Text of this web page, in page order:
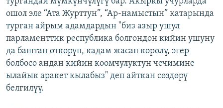
ошол эле “Ата Журттун”, “Ар-намыстын” катарында
турган айрым адамдардын "биз азыр ушул
парламенттик республика болгондон кийин ушуну
да баштан өткөрүп, кадам жасап көрөлү, эгер
болбосо андан кийин коомчулуктун чечимине
ылайык аракет кылабыз" деп айткан сөздөрү
белгилүү.